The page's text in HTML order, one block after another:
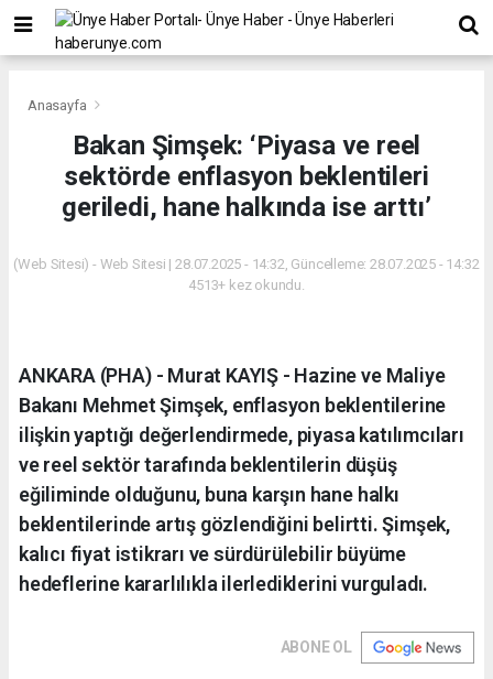
Anasayfa
Bakan Şimşek: ‘Piyasa ve reel
sektörde enflasyon beklentileri
geriledi, hane halkında ise arttı’
(Web Sitesi) - Web Sitesi | 28.07.2025 - 14:32, Güncelleme: 28.07.2025 - 14:32
4513+ kez okundu.
ANKARA (PHA) - Murat KAYIŞ - Hazine ve Maliye
Bakanı Mehmet Şimşek, enflasyon beklentilerine
ilişkin yaptığı değerlendirmede, piyasa katılımcıları
ve reel sektör tarafında beklentilerin düşüş
eğiliminde olduğunu, buna karşın hane halkı
beklentilerinde artış gözlendiğini belirtti. Şimşek,
kalıcı fiyat istikrarı ve sürdürülebilir büyüme
hedeflerine kararlılıkla ilerlediklerini vurguladı.
ABONE OL